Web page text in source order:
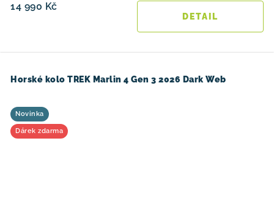
14 990 Kč
Horské kolo TREK Marlin 4 Gen 3 2026 Dark Web
Novinka
Dárek zdarma